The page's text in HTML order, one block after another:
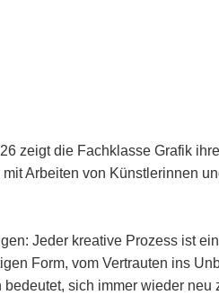
zeigt die Fachklasse Grafik
Arbeiten von Künstlerinnen
Jeder kreative Prozess ist
Form, vom Vertrauten ins
sich immer wieder neu